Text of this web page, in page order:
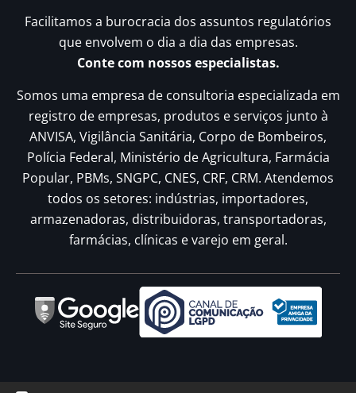
Facilitamos a burocracia dos assuntos regulatórios
que envolvem o dia a dia das empresas.
Conte com nossos especialistas.
Somos uma empresa de consultoria especializada em
registro de empresas, produtos e serviços junto à
ANVISA, Vigilância Sanitária, Corpo de Bombeiros,
Polícia Federal, Ministério de Agricultura, Farmácia
Popular, PBMs, SNGPC, CNES, CRF, CRM. Atendemos
todos os setores: indústrias, importadores,
armazenadoras, distribuidoras, transportadoras,
farmácias, clínicas e varejo em geral.